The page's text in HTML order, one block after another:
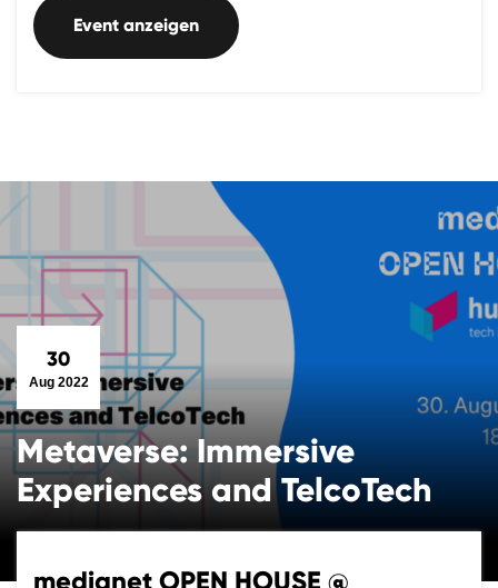
Event anzeigen
30
Aug 2022
Metaverse: Immersive
Experiences and TelcoTech
medianet OPEN HOUSE @